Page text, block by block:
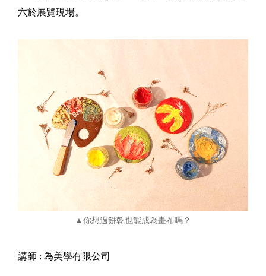
六於展覽現場。
▲你想過餅乾也能成為畫布嗎？
講師 : 為美學有限公司